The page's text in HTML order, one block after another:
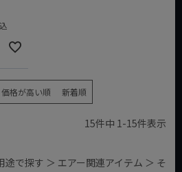
価格が高い順 新着順
15件中 1-15件表示
で探す ＞ エアー関連アイテム ＞ そ